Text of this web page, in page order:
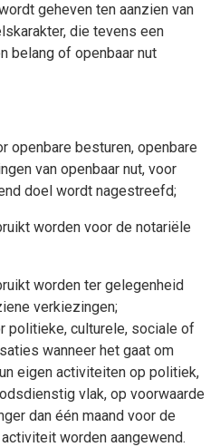
geheven ten aanzien van
die tevens een
belang of openbaar nut
openbare besturen, openbare
van openbaar nut, voor
doel wordt nagestreefd;
worden voor de notariële
worden ter gelegenheid
verkiezingen;
politieke, culturele, sociale of
wanneer het gaat om
eigen activiteiten op politiek,
vlak, op voorwaarde
dan één maand voor de
worden aangewend.